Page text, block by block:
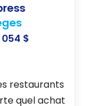
054 $
restaurants
quel achat